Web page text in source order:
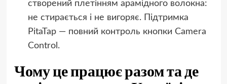
створений плетінням арамідного волокна:
не стирається і не вигоряє. Підтримка
PitaTap — повний контроль кнопки Camera
Control.
Чому це працює разом та де